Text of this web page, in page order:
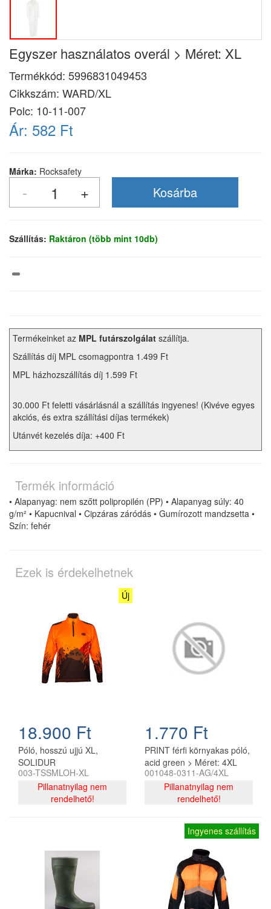
Egyszer használatos overál > Méret: XL
Termékkód: 5996831049453
Cikkszám: WARD/XL
Polc: 10-11-007
Ár: 582 Ft
Márka: Rocksafety
Szállítás: Raktáron (több mint 10db)
Termékeinket az MPL futárszolgálat szállítja.
Szállítás díj MPL csomagpontra 1.499 Ft
MPL házhozszállítás díj 1.599 Ft
30.000 Ft feletti vásárlásnál a szállítás ingyenes! (Kivéve egyes
akciós, és extra szállítási díjas termékek)
Utánvét kezelés díja: +400 Ft
Termék információ
• Alapanyag: nem szőtt polipropilén (PP) • Alapanyag súly: 40
g/m² • Kapucnival • Cipzáras záródás • Gumírozott mandzsetta •
Szín: fehér
Ezek is érdekelhetnek
Új
18.900 Ft
Póló, hosszú ujjú XL,
SOLIDUR
003-TSSMLOH-XL
Pillanatnyilag nem
rendelhető!
1.770 Ft
PRINT férfi környakas póló,
acid green > Méret: 4XL
001048-0311-AG/4XL
Pillanatnyilag nem
rendelhető!
Ingyenes szállítás